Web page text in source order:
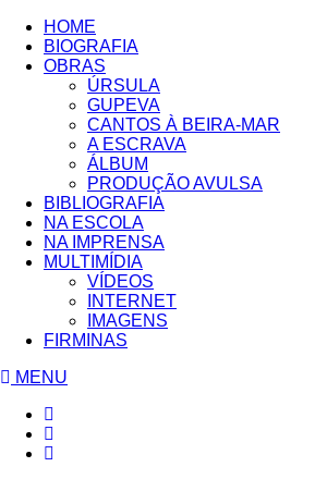
HOME
BIOGRAFIA
OBRAS
ÚRSULA
GUPEVA
CANTOS À BEIRA-MAR
A ESCRAVA
ÁLBUM
PRODUÇÃO AVULSA
BIBLIOGRAFIA
NA ESCOLA
NA IMPRENSA
MULTIMÍDIA
VÍDEOS
INTERNET
IMAGENS
FIRMINAS
MENU